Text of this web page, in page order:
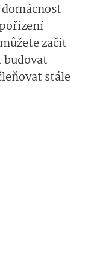
začít
stále